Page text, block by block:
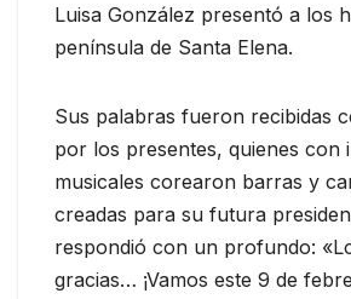
Luisa González presentó a los
península de Santa Elena.
Sus palabras fueron recibidas
por los presentes, quienes con
musicales corearon barras y
creadas para su futura
respondió con un profundo:
gracias… ¡Vamos este 9 de